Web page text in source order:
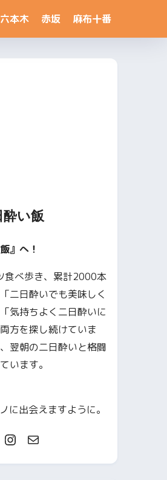
六本木 赤坂 麻布十番
酔い飯
』へ！
食べ歩き、累計2000本
二日酔いでも美味しく
気持ちよく二日酔いに
方を探し続けていま
翌朝の二日酔いと格闘
います。
出会えますように。